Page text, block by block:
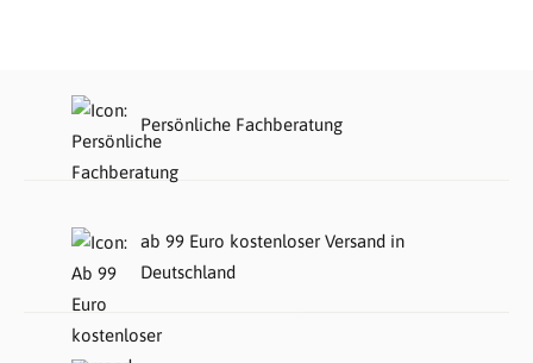
Persönliche Fachberatung
ab 99 Euro kostenloser Versand in
Deutschland